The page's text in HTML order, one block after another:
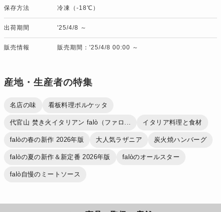
保存方法 冷凍（-18℃）
出荷期間 '25/4/8 ～
販売情報 販売期間：'25/4/8 00:00 ～
産地・生産者の特集
名店の味 看板料理ポルケッタ
代官山 焚き火イタリアン falò（ファロ... イタリア料理と食材
falòの春の新作 2026年版 大人気ラザニア 炭火焼ハンバーグ
falòの夏の新作＆新定番 2026年版 falòのオールスター
falò自慢のミートソース